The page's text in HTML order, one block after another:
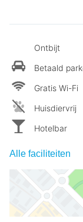
Ontbijt
Betaald
Gratis Wi-Fi
Huisdiervrij
Hotelbar
Alle faciliteiten